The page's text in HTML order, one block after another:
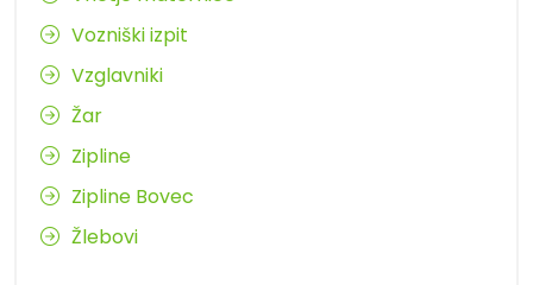
Vozniški izpit
Vzglavniki
Žar
Zipline
Zipline Bovec
Žlebovi